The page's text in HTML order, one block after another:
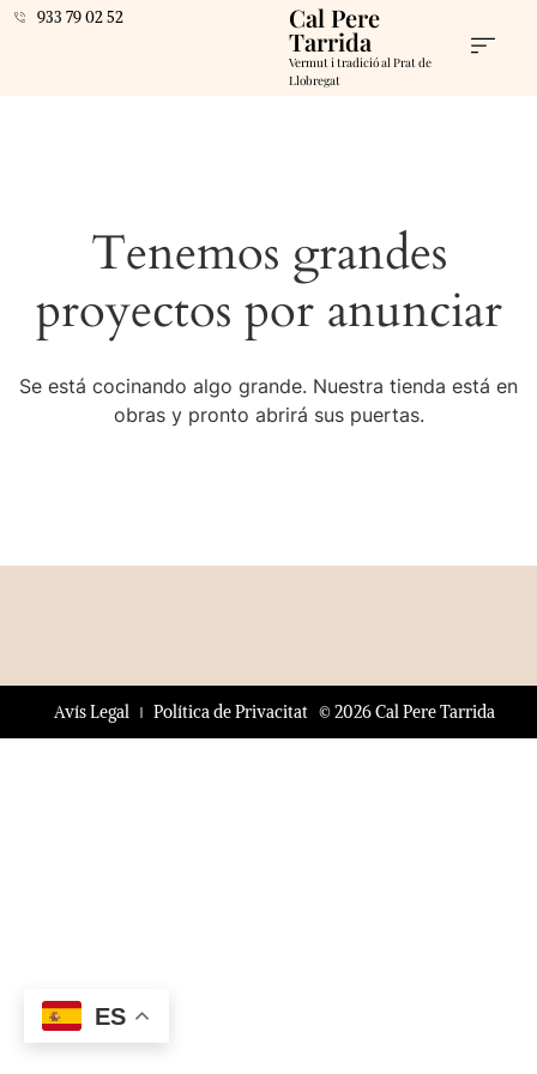
933 79 02 52 Cal Pere
Tarrida
Vermut i tradició al Prat de
Llobregat
Tenemos grandes
proyectos por anunciar
Se está cocinando algo grande. Nuestra tienda está en
obras y pronto abrirá sus puertas.
© 2026 Cal Pere Tarrida
Avís Legal Política de Privacitat
ES